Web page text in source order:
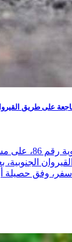
القيروان: 4 قتلى وعدة
شهدت الطريق